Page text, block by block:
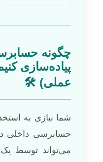
چگونه
پیاده‌سازی
عملی) 🛠️
شما نیازی به
حسابرسی داخلی
می‌تواند توسط